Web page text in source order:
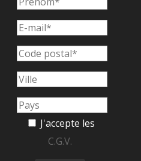
J'accepte les
C.G.V.